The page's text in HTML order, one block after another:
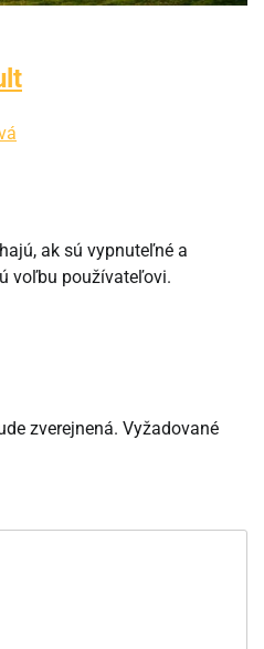
ak sú vypnuteľné a
voľbu používateľovi.
zverejnená. Vyžadované